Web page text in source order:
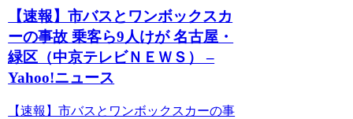
【速報】市バスとワンボックスカ
ーの事故 乗客ら9人けが 名古屋・
緑区（中京テレビＮＥＷＳ） –
Yahoo!ニュース
【速報】市バスとワンボックスカーの事